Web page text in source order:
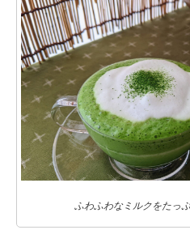
ふわふわなミルクをたっ